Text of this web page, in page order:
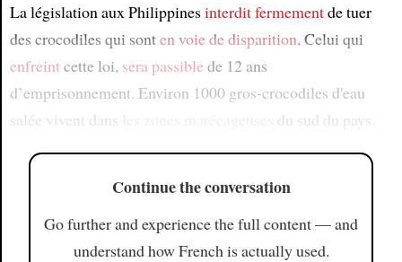
La législation aux Philippinesinterditfermementde tuer
des crocodiles qui sonten voie de disparition. Celui qui
enfreintcette loi, sera passiblede 12 ans
d’emprisonnement. Environ 1000 gros-crocodiles d'eau
salée vivent dans les zones marécageuses du sud du pays.
Continue the conversation
Go further and experience the full content — and
understand how French is actually used.